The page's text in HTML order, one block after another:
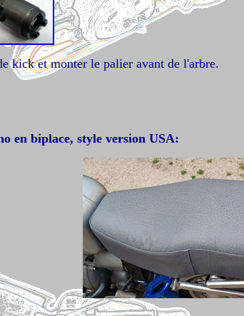
kick et monter le palier avant de l'arbre.
en biplace, style version USA: